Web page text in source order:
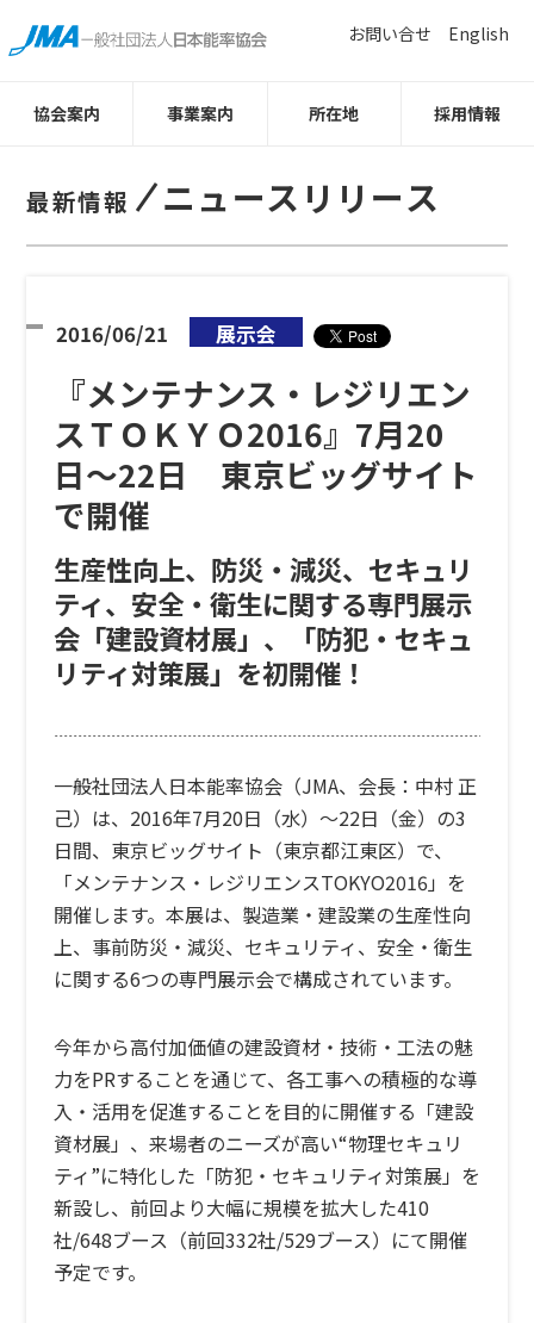
協会案内 事業案内 所在地 採用情報
お問い合せ English
最新情報 ニュースリリース
『メンテナンス・レジリエン
スＴＯＫＹＯ2016』7月20
日〜22日 東京ビッグサイト
で開催
生産性向上、防災・減災、セキュリ
ティ、安全・衛生に関する専門展示
会「建設資材展」、「防犯・セキュ
リティ対策展」を初開催！
2016/06/21 展示会
一般社団法人日本能率協会（JMA、会長：中村 正
己）は、2016年7月20日（水）〜22日（金）の3
日間、東京ビッグサイト（東京都江東区）で、
「メンテナンス・レジリエンスTOKYO2016」を
開催します。本展は、製造業・建設業の生産性向
上、事前防災・減災、セキュリティ、安全・衛生
に関する6つの専門展示会で構成されています。
今年から高付加価値の建設資材・技術・工法の魅
力をPRすることを通じて、各工事への積極的な導
入・活用を促進することを目的に開催する「建設
資材展」、来場者のニーズが高い“物理セキュリ
ティ”に特化した「防犯・セキュリティ対策展」を
新設し、前回より大幅に規模を拡大した410
社/648ブース（前回332社/529ブース）にて開催
予定です。